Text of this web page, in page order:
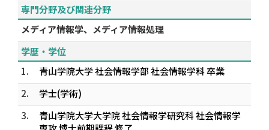
専門分野及び関連分野
メディア情報学、メディア情報処理
学歴・学位
1.
青山学院大学 社会情報学部 社会情報学科 卒業
2.
学士(学術)
3.
青山学院大学大学院 社会情報学研究科 社会情報学